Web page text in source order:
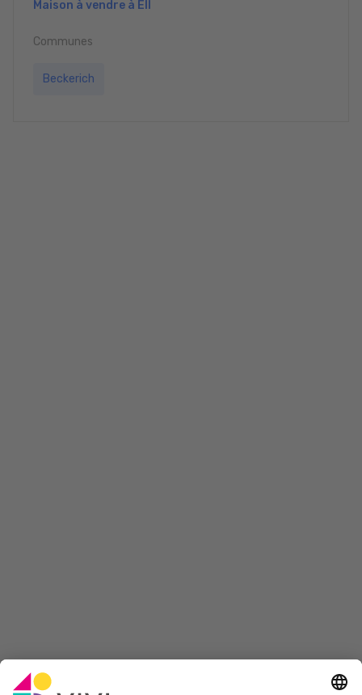
Maison à vendre à Ell
Communes
Beckerich